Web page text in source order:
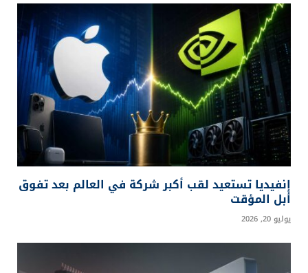
إنفيديا تستعيد لقب أكبر شركة في العالم بعد تفوق
أبل المؤقت
يوليو 20, 2026